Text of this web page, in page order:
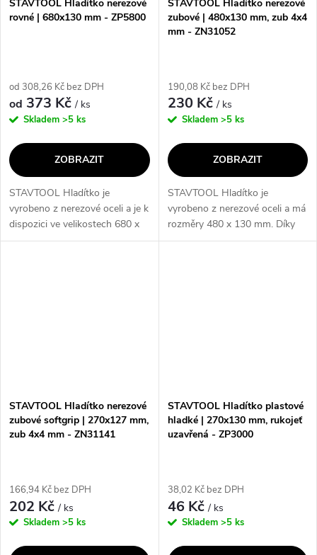
STAVTOOL Hladítko nerezové
rovné | 680x130 mm - ZP5800
od 308,26 Kč bez DPH
od 373 Kč/ ks
Skladem >5 ks
ZOBRAZIT
STAVTOOL Hladítko je
vyrobeno z nerezové oceli a je k
dispozici ve velikostech 680 x
130 mm, 780 x 130 mm a 1000
STAVTOOL Hladítko nerezové
zubové | 480x130 mm, zub 4x4
mm - ZN31052
190,08 Kč bez DPH
230 Kč/ ks
Skladem >5 ks
ZOBRAZIT
STAVTOOL Hladítko je
vyrobeno z nerezové oceli a má
rozměry 480 x 130 mm. Díky
různým zubům (4, 6, 8, 10) je
STAVTOOL Hladítko nerezové
zubové softgrip | 270x127 mm,
zub 4x4 mm - ZN31141
166,94 Kč bez DPH
202 Kč/ ks
Skladem >5 ks
STAVTOOL Hladítko plastové
hladké | 270x130 mm, rukojeť
uzavřená - ZP3000
38,02 Kč bez DPH
46 Kč/ ks
Skladem >5 ks